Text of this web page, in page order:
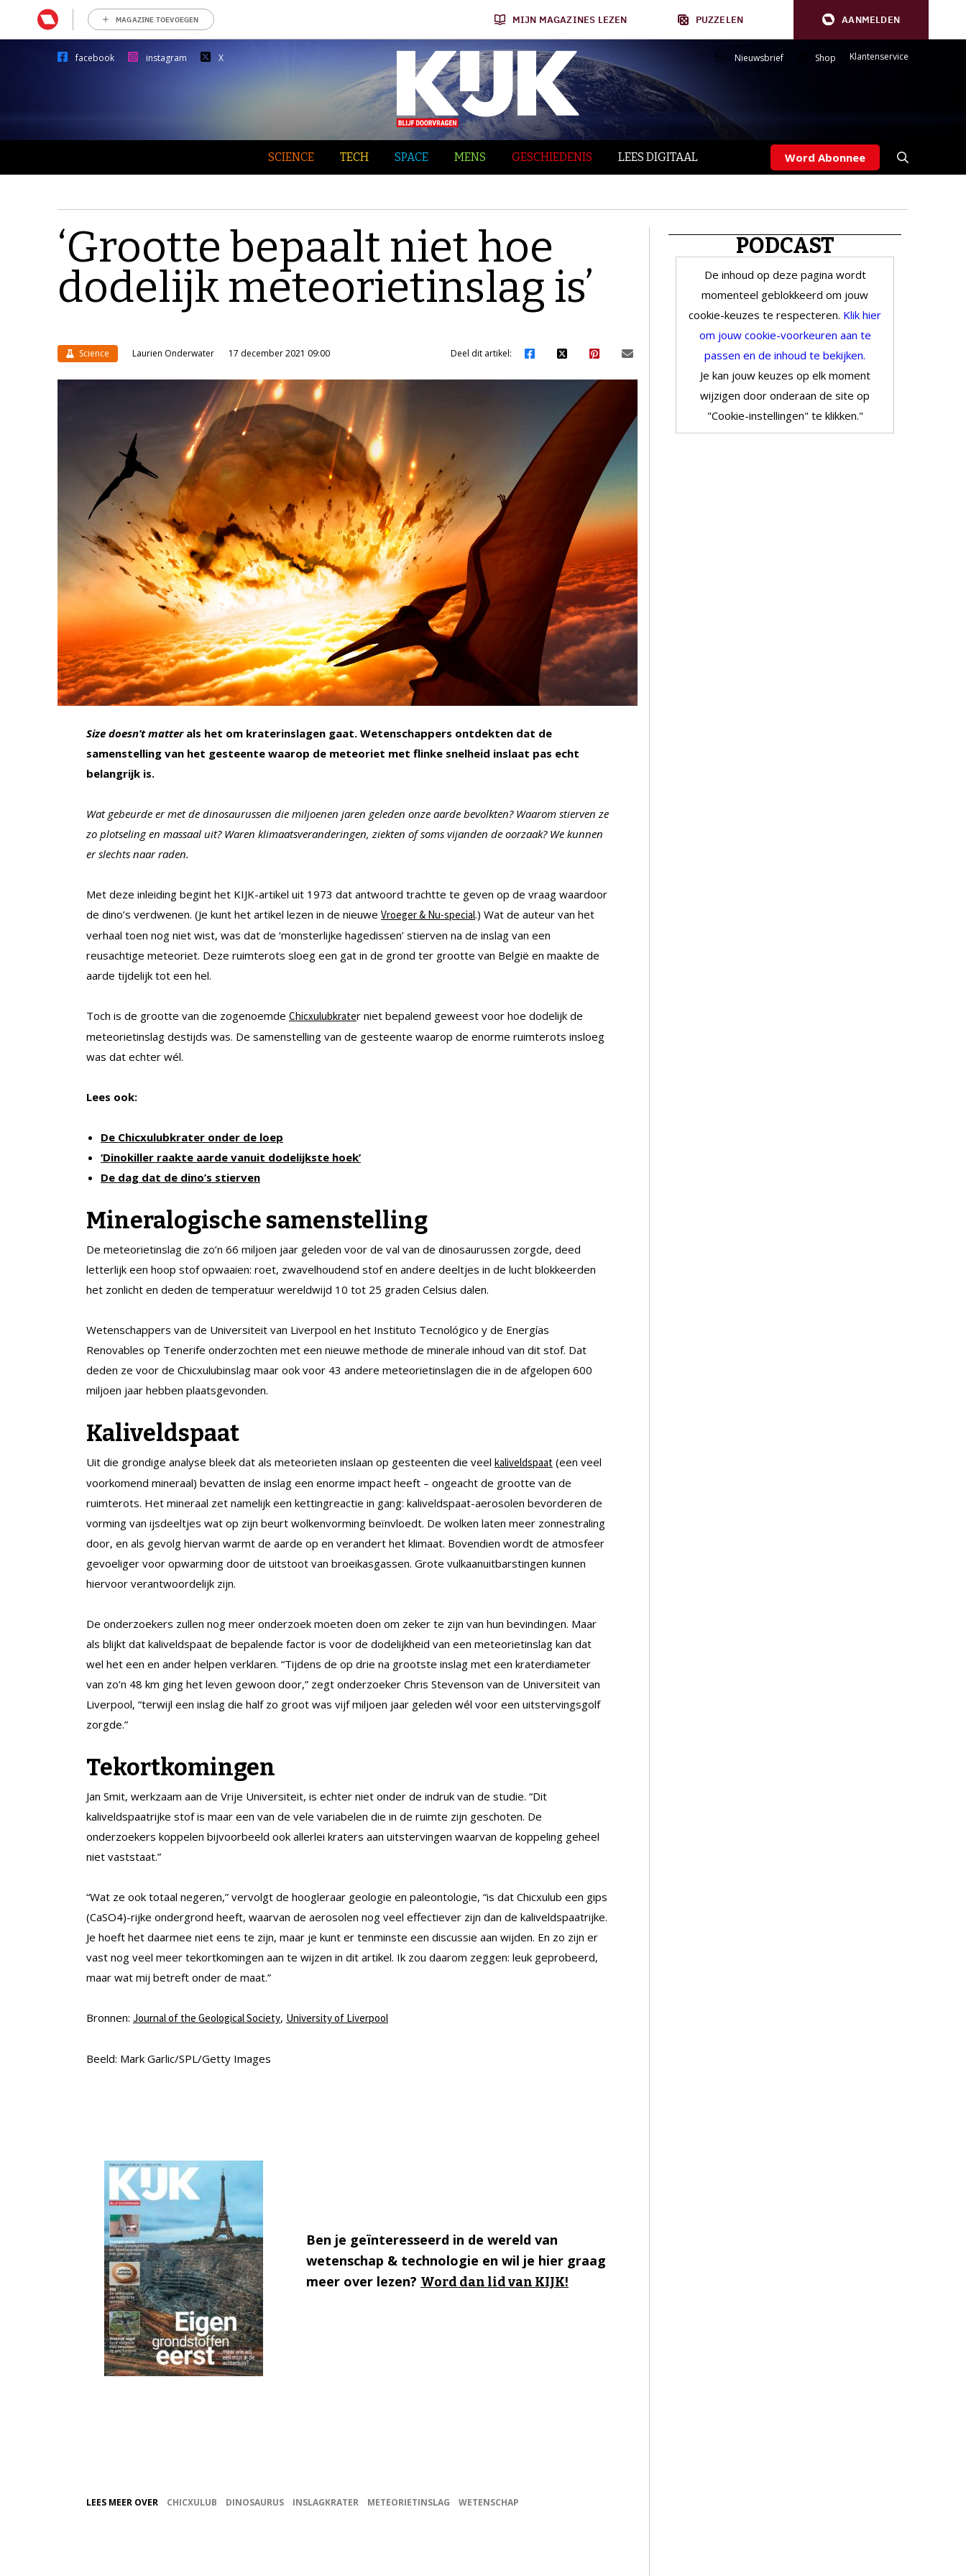
MAGAZINE TOEVOEGEN MIJN MAGAZINES LEZEN PUZZELEN AANMELDEN
facebook instagram X Nieuwsbrief Shop Klantenservice
SCIENCE TECH SPACE MENS GESCHIEDENIS LEES DIGITAAL Word Abonnee
‘Grootte bepaalt niet hoe
dodelijk meteorietinslag is’
Science Laurien Onderwater 17 december 2021 09:00 Deel dit artikel:
Size doesn’t matterals het om kraterinslagen gaat. Wetenschappers ontdekten dat de
samenstelling van het gesteente waarop de meteoriet met flinke snelheid inslaat pas echt
belangrijk is.
Wat gebeurde er met de dinosaurussen die miljoenen jaren geleden onze aarde bevolkten? Waarom stierven ze
zo plotseling en massaal uit? Waren klimaatsveranderingen, ziekten of soms vijanden de oorzaak? We kunnen
er slechts naar raden.
Met deze inleiding begint het KIJK-artikel uit 1973 dat antwoord trachtte te geven op de vraag waardoor
de dino’s verdwenen. (Je kunt het artikel lezen in de nieuwe Vroeger & Nu-special.) Wat de auteur van het
verhaal toen nog niet wist, was dat de ‘monsterlijke hagedissen’ stierven na de inslag van een
reusachtige meteoriet. Deze ruimterots sloeg een gat in de grond ter grootte van België en maakte de
aarde tijdelijk tot een hel.
Toch is de grootte van die zogenoemde Chicxulubkrater niet bepalend geweest voor hoe dodelijk de
meteorietinslag destijds was. De samenstelling van de gesteente waarop de enorme ruimterots insloeg
was dat echter wél.
Lees ook:
De Chicxulubkrater onder de loep
‘Dinokiller raakte aarde vanuit dodelijkste hoek’
De dag dat de dino’s stierven
Mineralogische samenstelling
De meteorietinslag die zo’n 66 miljoen jaar geleden voor de val van de dinosaurussen zorgde, deed
letterlijk een hoop stof opwaaien: roet, zwavelhoudend stof en andere deeltjes in de lucht blokkeerden
het zonlicht en deden de temperatuur wereldwijd 10 tot 25 graden Celsius dalen.
Wetenschappers van de Universiteit van Liverpool en het Instituto Tecnológico y de Energías
Renovables op Tenerife onderzochten met een nieuwe methode de minerale inhoud van dit stof. Dat
deden ze voor de Chicxulubinslag maar ook voor 43 andere meteorietinslagen die in de afgelopen 600
miljoen jaar hebben plaatsgevonden.
Kaliveldspaat
Uit die grondige analyse bleek dat als meteorieten inslaan op gesteenten die veel kaliveldspaat (een veel
voorkomend mineraal) bevatten de inslag een enorme impact heeft – ongeacht de grootte van de
ruimterots. Het mineraal zet namelijk een kettingreactie in gang: kaliveldspaat-aerosolen bevorderen de
vorming van ijsdeeltjes wat op zijn beurt wolkenvorming beïnvloedt. De wolken laten meer zonnestraling
door, en als gevolg hiervan warmt de aarde op en verandert het klimaat. Bovendien wordt de atmosfeer
gevoeliger voor opwarming door de uitstoot van broeikasgassen. Grote vulkaanuitbarstingen kunnen
hiervoor verantwoordelijk zijn.
De onderzoekers zullen nog meer onderzoek moeten doen om zeker te zijn van hun bevindingen. Maar
als blijkt dat kaliveldspaat de bepalende factor is voor de dodelijkheid van een meteorietinslag kan dat
wel het een en ander helpen verklaren. “Tijdens de op drie na grootste inslag met een kraterdiameter
van zo’n 48 km ging het leven gewoon door,” zegt onderzoeker Chris Stevenson van de Universiteit van
Liverpool, “terwijl een inslag die half zo groot was vijf miljoen jaar geleden wél voor een uitstervingsgolf
zorgde.”
Tekortkomingen
Jan Smit, werkzaam aan de Vrije Universiteit, is echter niet onder de indruk van de studie. “Dit
kaliveldspaatrijke stof is maar een van de vele variabelen die in de ruimte zijn geschoten. De
onderzoekers koppelen bijvoorbeeld ook allerlei kraters aan uitstervingen waarvan de koppeling geheel
niet vaststaat.”
“Wat ze ook totaal negeren,” vervolgt de hoogleraar geologie en paleontologie, “is dat Chicxulub een gips
(CaSO4)-rijke ondergrond heeft, waarvan de aerosolen nog veel effectiever zijn dan de kaliveldspaatrijke.
Je hoeft het daarmee niet eens te zijn, maar je kunt er tenminste een discussie aan wijden. En zo zijn er
vast nog veel meer tekortkomingen aan te wijzen in dit artikel. Ik zou daarom zeggen: leuk geprobeerd,
maar wat mij betreft onder de maat.”
Bronnen: Journal of the Geological Society, University of Liverpool
Beeld: Mark Garlic/SPL/Getty Images
Ben je geïnteresseerd in de wereld van
wetenschap & technologie en wil je hier graag
meer over lezen? Word dan lid van KIJK!
LEES MEER OVER CHICXULUB DINOSAURUS INSLAGKRATER METEORIETINSLAG WETENSCHAP
PODCAST
De inhoud op deze pagina wordt
momenteel geblokkeerd om jouw
cookie-keuzes te respecteren. Klik hier
om jouw cookie-voorkeuren aan te
passen en de inhoud te bekijken.
Je kan jouw keuzes op elk moment
wijzigen door onderaan de site op
"Cookie-instellingen" te klikken."